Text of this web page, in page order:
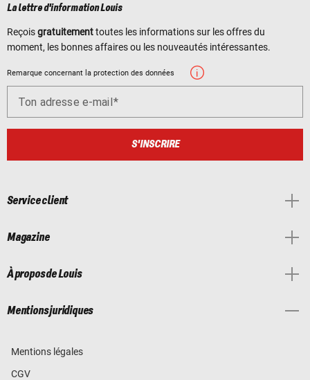
La lettre d'information Louis
Reçoisgratuitementtoutes les informations sur les offres du
moment, les bonnes affaires ou les nouveautés intéressantes.
Remarque concernant la protection des données
Ton adresse e-mail
S'INSCRIRE
Service client
Magazine
À propos de Louis
Mentions juridiques
Mentions légales
CGV